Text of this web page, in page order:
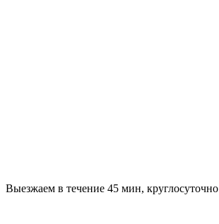
Выезжаем в течение 45 мин, круглосуточно